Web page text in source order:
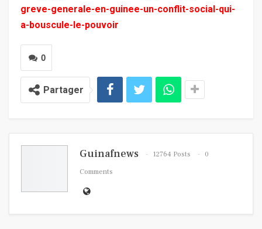
greve-generale-en-guinee-un-conflit-social-qui-
a-bouscule-le-pouvoir
0
Partager
Guinafnews 12764 Posts
0
Comments